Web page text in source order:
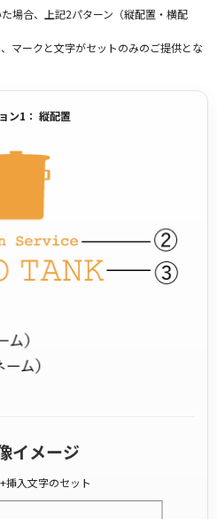
場合、上記2パターン（縦配置・横配
マークと文字がセットのみのご提供とな
ン1： 縦配置
イメージ
挿入文字のセット